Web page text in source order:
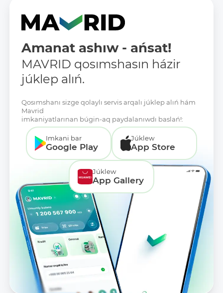
Amanat ashıw - ańsat!
MAVRID qosımshasın házir
júklep alıń.
Qosımshanı sizge qolaylı servis arqalı júklep alıń hám
Mavrid
imkaniyatlarınan búgin-aq paydalanıwdı baslań!:
Imkani bar
Google Play
Júklew
App Store
Júklew
App Gallery